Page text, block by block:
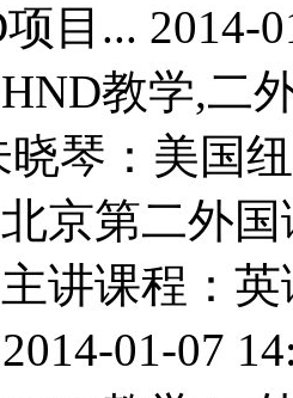
目... 2014-
教学,二
晓琴：美国
京第二外
讲课程：
2014-01-07